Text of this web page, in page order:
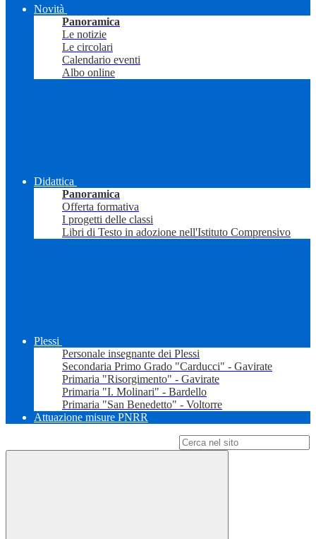
Novità
Panoramica
Le notizie
Le circolari
Calendario eventi
Albo online
Didattica
Panoramica
Offerta formativa
I progetti delle classi
Libri di Testo in adozione nell'Istituto Comprensivo
Plessi
Personale insegnante dei Plessi
Secondaria Primo Grado "Carducci" - Gavirate
Primaria "Risorgimento" - Gavirate
Primaria "I. Molinari" - Bardello
Primaria "San Benedetto" - Voltorre
Attuazione misure PNRR